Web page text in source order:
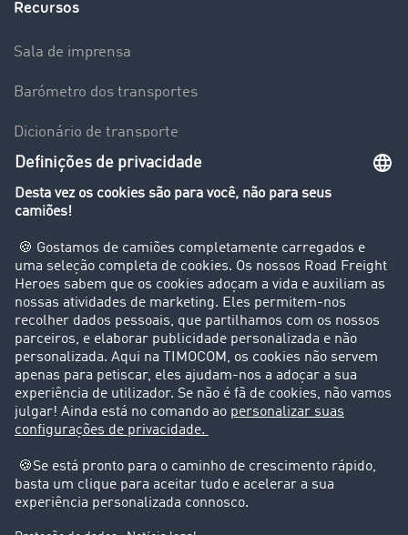
Recursos
Sala de imprensa
Barómetro dos transportes
Dicionário de transporte
Visão geral da Bolsa de Cargas
Clientes recomendam clientes
Casos de sucesso
Suporte
Suporte
Avisos legais
Ficha técnica